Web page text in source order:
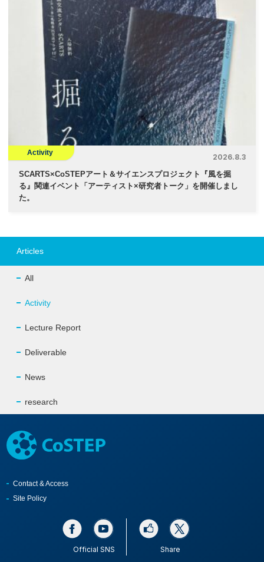
Activity
2026.8.3
SCARTS×CoSTEPアート＆サイエンスプロジェクト『風を掘
る』関連イベント「アーティスト×研究者トーク」を開催しまし
た。
Articles
All
Activity
Lecture Report
Deliverable
News
research
Contact & Access
Site Policy
Official SNS Share